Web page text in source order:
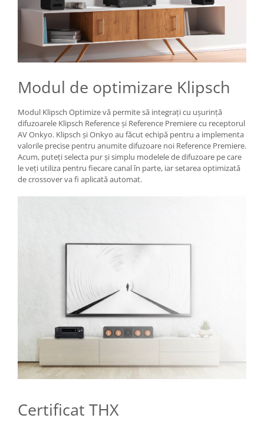
Modul de optimizare Klipsch
Modul Klipsch Optimize vă permite să integrați cu ușurință
difuzoarele Klipsch Reference și Reference Premiere cu receptorul
AV Onkyo. Klipsch și Onkyo au făcut echipă pentru a implementa
valorile precise pentru anumite difuzoare noi Reference Premiere.
Acum, puteți selecta pur și simplu modelele de difuzoare pe care
le veți utiliza pentru fiecare canal în parte, iar setarea optimizată
de crossover va fi aplicată automat.
Certificat THX